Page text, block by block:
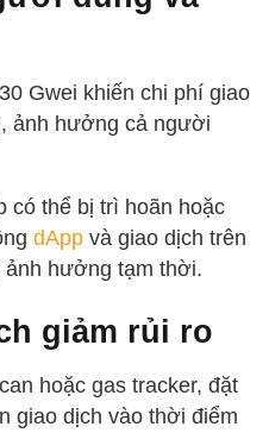
Gwei khiến chi phí giao
ảnh hưởng cả người
có thể bị trì hoãn hoặc
dApp và giao dịch trên
ảnh hưởng tạm thời.
giảm rủi ro
hoặc gas tracker, đặt
giao dịch vào thời điểm